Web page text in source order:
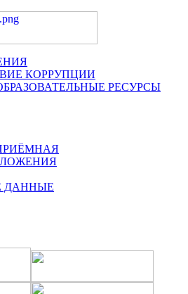
КОРРУПЦИИ
РЕСУРСЫ
ДАННЫЕ